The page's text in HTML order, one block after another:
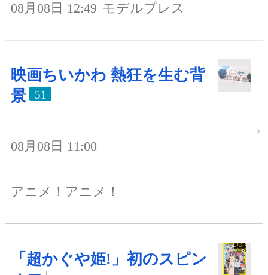
08月08日 12:49 モデルプレス
映画ちいかわ 熱狂を生む背
景
51
08月08日 11:00
アニメ！アニメ！
「超かぐや姫!」初のスピン